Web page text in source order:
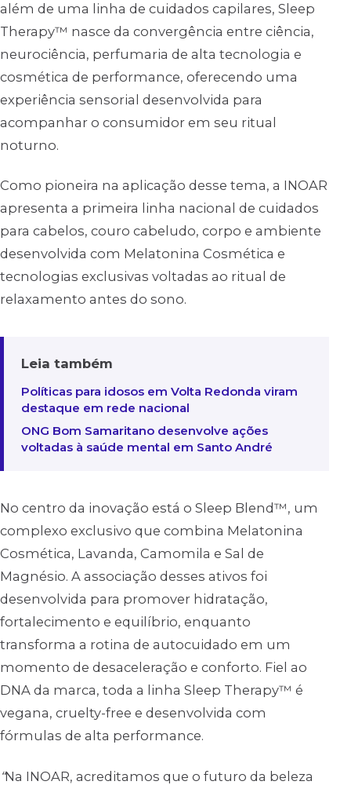
além de uma linha de cuidados capilares, Sleep
Therapy™ nasce da convergência entre ciência,
neurociência, perfumaria de alta tecnologia e
cosmética de performance, oferecendo uma
experiência sensorial desenvolvida para
acompanhar o consumidor em seu ritual
noturno.
Como pioneira na aplicação desse tema, a INOAR
apresenta a primeira linha nacional de cuidados
para cabelos, couro cabeludo, corpo e ambiente
desenvolvida com Melatonina Cosmética e
tecnologias exclusivas voltadas ao ritual de
relaxamento antes do sono.
Leia também
Políticas para idosos em Volta Redonda viram
destaque em rede nacional
ONG Bom Samaritano desenvolve ações
voltadas à saúde mental em Santo André
No centro da inovação está o Sleep Blend™, um
complexo exclusivo que combina Melatonina
Cosmética, Lavanda, Camomila e Sal de
Magnésio. A associação desses ativos foi
desenvolvida para promover hidratação,
fortalecimento e equilíbrio, enquanto
transforma a rotina de autocuidado em um
momento de desaceleração e conforto. Fiel ao
DNA da marca, toda a linha Sleep Therapy™ é
vegana, cruelty-free e desenvolvida com
fórmulas de alta performance.
“Na INOAR, acreditamos que o futuro da beleza